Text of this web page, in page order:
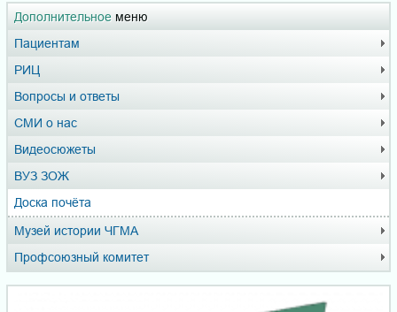
Дополнительное меню
Пациентам
РИЦ
Вопросы и ответы
СМИ о нас
Видеосюжеты
ВУЗ ЗОЖ
Доска почёта
Музей истории ЧГМА
Профсоюзный комитет